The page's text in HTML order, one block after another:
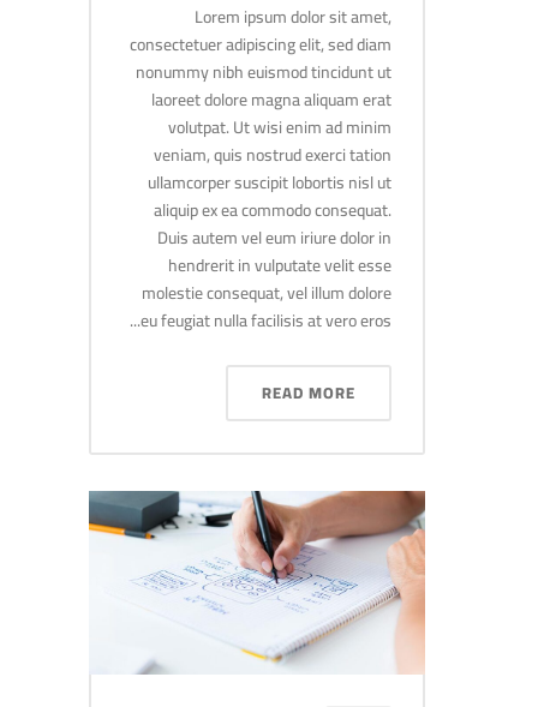
Lorem ipsum dolor sit amet,
consectetuer adipiscing elit, sed diam
nonummy nibh euismod tincidunt ut
laoreet dolore magna aliquam erat
volutpat. Ut wisi enim ad minim
veniam, quis nostrud exerci tation
ullamcorper suscipit lobortis nisl ut
aliquip ex ea commodo consequat.
Duis autem vel eum iriure dolor in
hendrerit in vulputate velit esse
molestie consequat, vel illum dolore
eu feugiat nulla facilisis at vero eros...
READ MORE